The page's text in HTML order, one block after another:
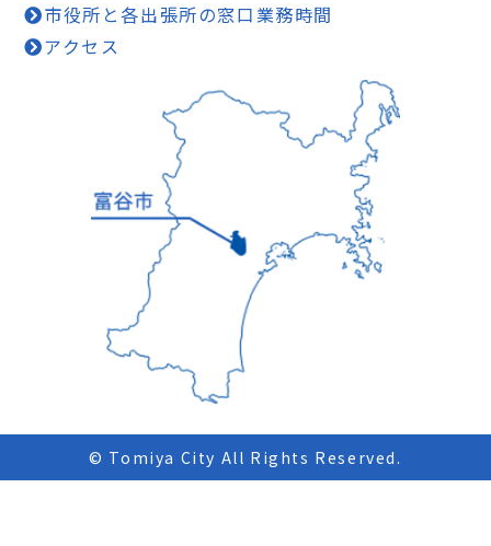
市役所と各出張所の窓口業務時間
アクセス
© Tomiya City All Rights Reserved.